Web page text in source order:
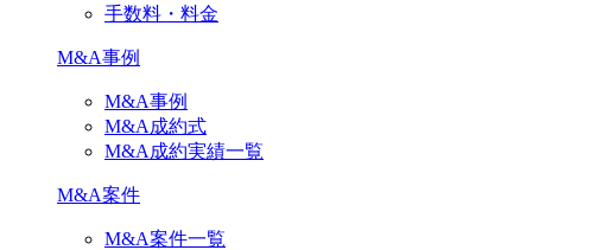
手数料・料金
M&A事例
M&A事例
M&A成約式
M&A成約実績一覧
M&A案件
M&A案件一覧